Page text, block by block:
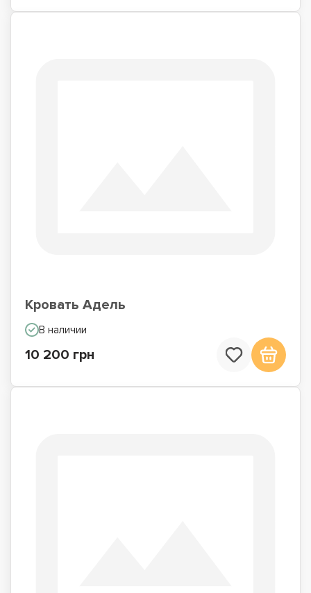
Кровать Адель
В наличии
10 200 грн